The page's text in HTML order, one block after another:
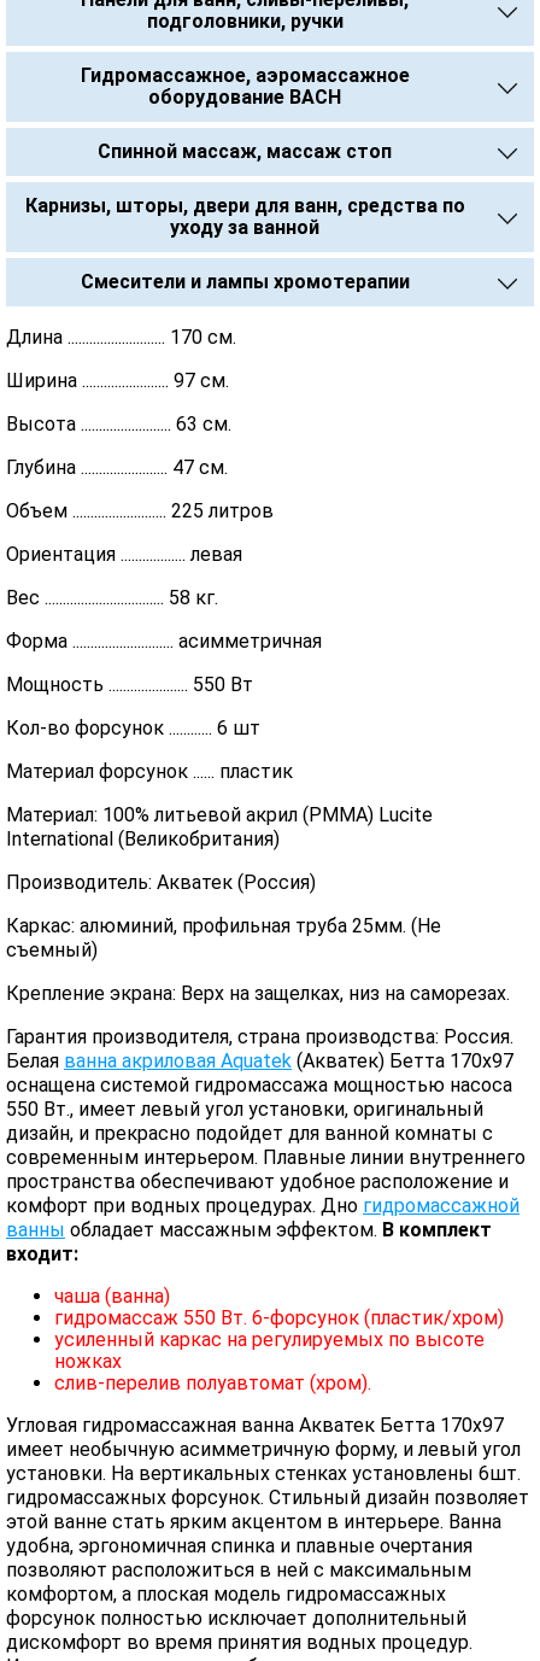
подголовники, ручки
Гидромассажное, аэромассажное
оборудование BACH
Спинной массаж, массаж стоп
Карнизы, шторы, двери для ванн, средства по
уходу за ванной
Смесители и лампы хромотерапии
Длина ........................... 170 см.
Ширина ........................ 97 см.
Высота ......................... 63 см.
Глубина ........................ 47 см.
Объем .......................... 225 литров
Ориентация .................. левая
Вес ................................. 58 кг.
Форма ............................ асимметричная
Мощность ...................... 550 Вт
Кол-во форсунок ............ 6 шт
Материал форсунок ...... пластик
Материал: 100% литьевой акрил (PMMA) Lucite
International (Великобритания)
Производитель: Акватек (Россия)
Каркас: алюминий, профильная труба 25мм. (Не
съемный)
Крепление экрана: Верх на защелках, низ на саморезах.
Гарантия производителя, страна производства: Россия.
Белая ванна акриловая Aquatek (Акватек) Бетта 170х97
оснащена системой гидромассажа мощностью насоса
550 Вт., имеет левый угол установки, оригинальный
дизайн, и прекрасно подойдет для ванной комнаты с
современным интерьером. Плавные линии внутреннего
пространства обеспечивают удобное расположение и
комфорт при водных процедурах. Дно гидромассажной
ванны обладает массажным эффектом. В комплект
входит:
чаша (ванна)
гидромассаж 550 Вт. 6-форсунок (пластик/хром)
усиленный каркас на регулируемых по высоте
ножках
слив-перелив полуавтомат (хром).
Угловая гидромассажная ванна Акватек Бетта 170х97
имеет необычную асимметричную форму, и левый угол
установки. На вертикальных стенках установлены 6шт.
гидромассажных форсунок. Стильный дизайн позволяет
этой ванне стать ярким акцентом в интерьере. Ванна
удобна, эргономичная спинка и плавные очертания
позволяют расположиться в ней с максимальным
комфортом, а плоская модель гидромассажных
форсунок полностью исключает дополнительный
дискомфорт во время принятия водных процедур.